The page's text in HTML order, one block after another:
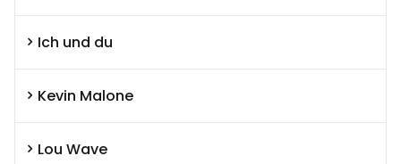
Ich und du
Kevin Malone
Lou Wave